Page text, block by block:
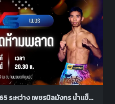
วิเคราะห์มวยศึก ONE ลุมพินี 165 ระหว่าง เพชรนิลมังกร น้ำแข็งไอซ์แลนด์ พบ เพชร สวนหลวงรถยก